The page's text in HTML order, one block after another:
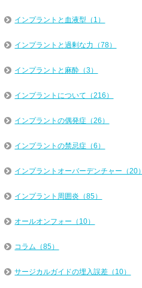
インプラントと血液型（1）
インプラントと過剰な力（78）
インプラントと麻酔（3）
インプラントについて（216）
インプラントの偶発症（26）
インプラントの禁忌症（6）
インプラントオーバーデンチャー（20）
インプラント周囲炎（85）
オールオンフォー（10）
コラム（85）
サージカルガイドの埋入誤差（10）